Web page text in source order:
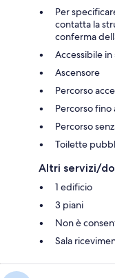
Per
contatta la
conferma
Accessibile
Ascensore
Percorso
Percorso fino
Percorso
Toilette
Altri servizi/
1 edificio
3 piani
Non è
Sala